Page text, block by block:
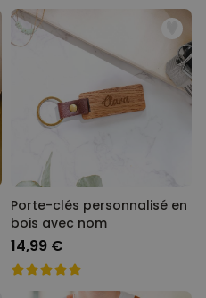
Porte-clés personnalisé en
bois avec nom
14,99 €